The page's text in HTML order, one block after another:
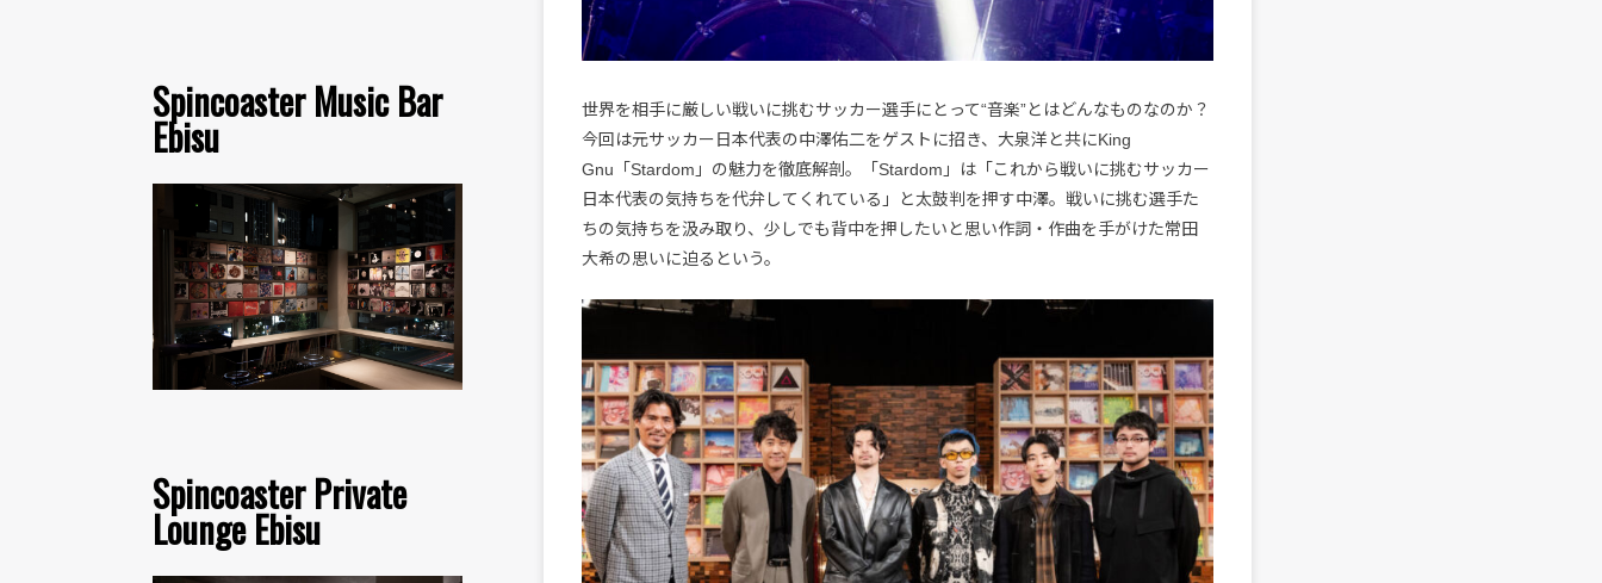
Spincoaster Music Bar
Ebisu
Spincoaster Private
Lounge Ebisu
世界を相手に厳しい戦いに挑むサッカー選手にとって“音楽”とはどんなものなのか？
今回は元サッカー日本代表の中澤佑二をゲストに招き、大泉洋と共にKing
Gnu「Stardom」の魅力を徹底解剖。「Stardom」は「これから戦いに挑むサッカー
日本代表の気持ちを代弁してくれている」と太鼓判を押す中澤。戦いに挑む選手た
ちの気持ちを汲み取り、少しでも背中を押したいと思い作詞・作曲を手がけた常田
大希の思いに迫るという。